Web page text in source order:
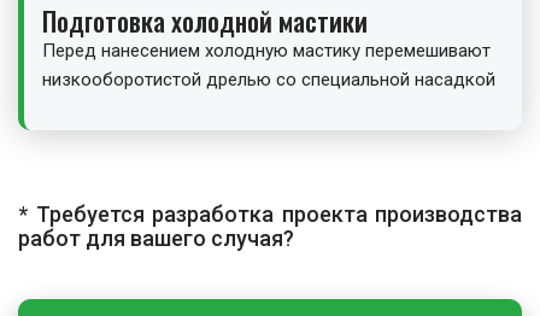
Подготовка холодной мастики
Перед нанесением холодную мастику перемешивают
низкооборотистой дрелью со специальной насадкой
общая толщина гидроизоляции — не менее 2 мм.
Первый слой наносят кистью, щёткой или шпателем
второй слой поперёк предыдущего для перекрытия
* Требуется разработка проекта производства
работ для вашего случая?